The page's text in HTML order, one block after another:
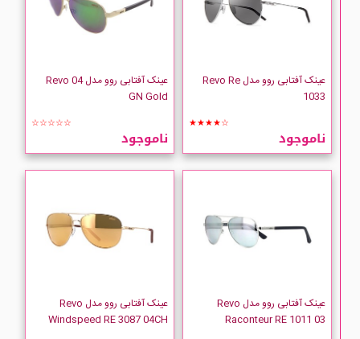
عینک آفتابی روو مدل Revo Re
1033
★★★★☆
ناموجود
عینک آفتابی روو مدل Revo 04
GN Gold
☆☆☆☆☆
ناموجود
عینک آفتابی روو مدل Revo
Raconteur RE 1011 03
عینک آفتابی روو مدل Revo
Windspeed RE 3087 04CH